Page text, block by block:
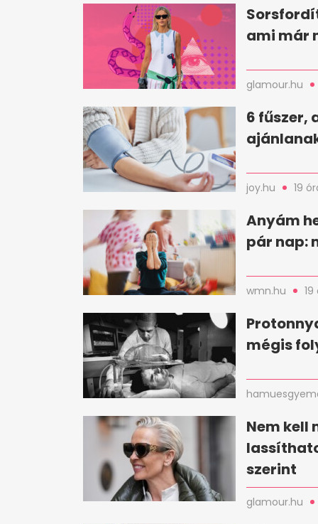
ami már
glamour.hu
6 fűszer,
joy.hu 19
Anyám
pár nap:
wmn.hu
mégis
Nem kell
szerint
glamour.hu